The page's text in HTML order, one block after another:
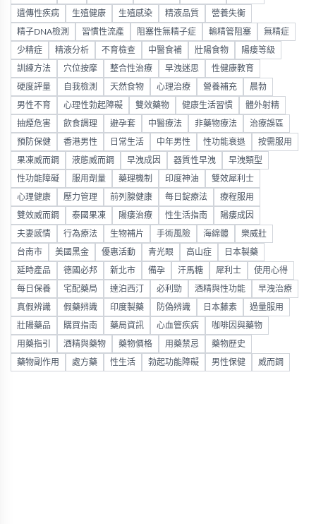
遺傳性疾病 生殖健康 生殖感染 精液品質 營養失衡
精子DNA檢測 習慣性流產 阻塞性無精子症 輸精管阻塞 無精症
少精症 精液分析 不育檢查 中醫食補 壯陽食物 陽痿等級
訓練方法 穴位按摩 整合性治療 早洩迷思 性健康教育
硬度評量 自我檢測 天然食物 心理治療 營養補充 晨勃
男性不育 心理性勃起障礙 雙效藥物 健康生活習慣 體外射精
抽煙危害 飲食調理 避孕套 中醫療法 非藥物療法 治療誤區
預防保健 香港男性 日常生活 中年男性 性功能衰退 按需服用
果凍威而鋼 液態威而鋼 早洩成因 器質性早洩 早洩類型
性功能障礙 服用劑量 藥理機制 印度神油 雙效犀利士
心理健康 壓力管理 前列腺健康 每日錠療法 療程服用
雙效威而鋼 泰國果凍 陽痿治療 性生活指南 陽痿成因
夫妻感情 行為療法 生物補片 手術風險 海綿體 樂威壯
台南市 美國黑金 優惠活動 青光眼 高山症 日本製藥
延時產品 德國必邦 新北市 備孕 汗馬糖 犀利士 使用心得
每日保養 宅配藥局 達泊西汀 必利勁 酒精與性功能 早洩治療
真假辨識 假藥辨識 印度製藥 防偽辨識 日本藤素 過量服用
壯陽藥品 購買指南 藥局資訊 心血管疾病 咖啡因與藥物
用藥指引 酒精與藥物 藥物價格 用藥禁忌 藥物歷史
藥物副作用 處方藥 性生活 勃起功能障礙 男性保健 威而鋼